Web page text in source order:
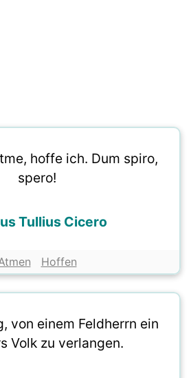
hoffe ich. Dum spiro,
spero!
Tullius Cicero
Hoffen
von einem Feldherrn ein
Volk zu verlangen.